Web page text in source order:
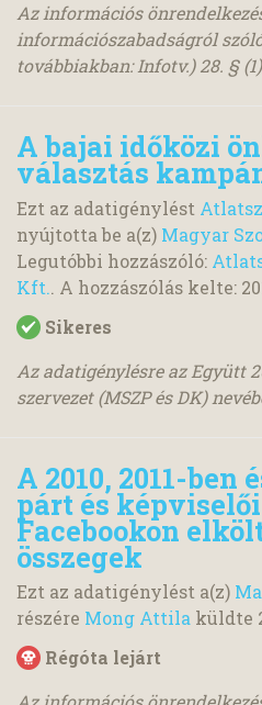
Az információs
információszabadságról
továbbiakban: Infotv.) 28. §
A bajai időközi
választás
Ezt az adatigénylést
nyújtotta be a(z) Magyar
Legutóbbi hozzászóló:
Kft.. A hozzászólás kelte:
Sikeres
Az adatigénylésre az Együtt
szervezet (MSZP és DK)
A 2010, 2011-ben
párt és
Facebookon
összegek
Ezt az adatigénylést a(z)
részére Mong Attila küldte
Régóta lejárt